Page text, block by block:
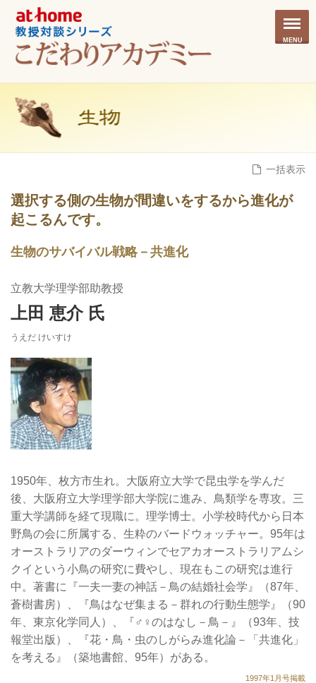
MENU
一括表示
選択する側の生物が間違いをするから進化が
起こるんです。
生物のサバイバル戦略－共進化
立教大学理学部助教授
上田 恵介 氏
うえだ けいすけ
1950年、枚方市生れ。大阪府立大学で昆虫学を学んだ
後、大阪府立大学理学部大学院に進み、鳥類学を専攻。三
重大学講師を経て現職に。理学博士。小学校時代から日本
野鳥の会に所属する、生粋のバードウォッチャー。95年は
オーストラリアのダーウィンでセアカオーストラリアムシ
クイという小鳥の研究に費やし、現在もこの研究は進行
中。著書に『一夫一妻の神話－鳥の結婚社会学』（87年、
蒼樹書房）、『鳥はなぜ集まる－群れの行動生態学』（90
年、東京化学同人）、『♂♀のはなし－鳥－』（93年、技
報堂出版）、『花・鳥・虫のしがらみ進化論－「共進化」
を考える』（築地書館、95年）がある。
1997年1月号掲載